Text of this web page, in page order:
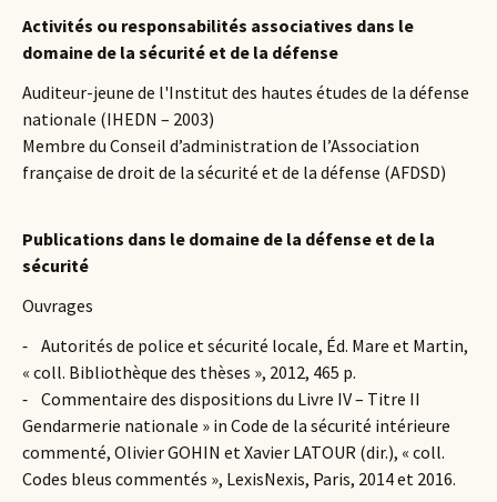
Activités ou responsabilités associatives dans le
domaine de la sécurité et de la défense
Auditeur-jeune de l'Institut des hautes études de la défense
nationale (IHEDN – 2003)
Membre du Conseil d’administration de l’Association
française de droit de la sécurité et de la défense (AFDSD)
Publications dans le domaine de la défense et de la
sécurité
Ouvrages
⁃ Autorités de police et sécurité locale, Éd. Mare et Martin,
« coll. Bibliothèque des thèses », 2012, 465 p.
⁃ Commentaire des dispositions du Livre IV – Titre II
Gendarmerie nationale » in Code de la sécurité intérieure
commenté, Olivier GOHIN et Xavier LATOUR (dir.), « coll.
Codes bleus commentés », LexisNexis, Paris, 2014 et 2016.